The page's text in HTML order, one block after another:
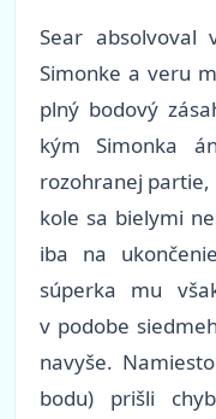
Sear
Simonke a veru
plný bodový
kým Simonka
rozohranej
kole sa bielymi
iba na
súperka mu
v podobe
navyše.
bodu) prišli